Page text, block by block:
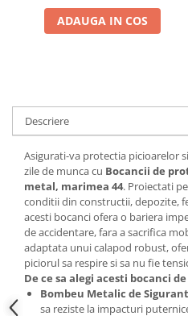
Ingrasaminte plante
Ingrasaminte plante - CUTIE /
Ingrasaminte plante -
Ingrasaminte plante - FLORI
Ingrasaminte plante - FLORI -
Casa, Gradina
Accesorii agricole
ADAUGA IN COS
Descriere
Asigurati-va protectia picioarelor
zile de munca cu Bocancii de
metal, marimea 44. Proiectati
conditii din constructii, depozite,
acesti bocanci ofera o bariera
de accidentare, fara a sacrifica
adaptata unui calapod robust,
piciorul sa respire si sa nu fie
De ce sa alegi acesti bocanci
Bombeu Metalic de
sa reziste la impacturi